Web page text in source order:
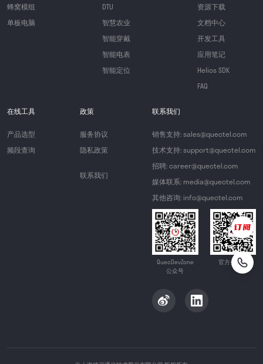
蜂窝模组
单板电脑
DTU
智慧农业
智能穿戴
智能电表
智能定位
资源下载
文档中心
开发工具
应用笔记
Helios SDK
FAQ
在线工具
产品选型
频段查询
政策
服务协议
隐私政策
联系我们
联系我们
销售支持: sales@quectel.com
技术支持: support@quectel.com
招聘: career@quectel.com
媒体联系: media@quectel.com
其他咨询: info@quectel.com
QuecDevZone
公众号
官方公众号